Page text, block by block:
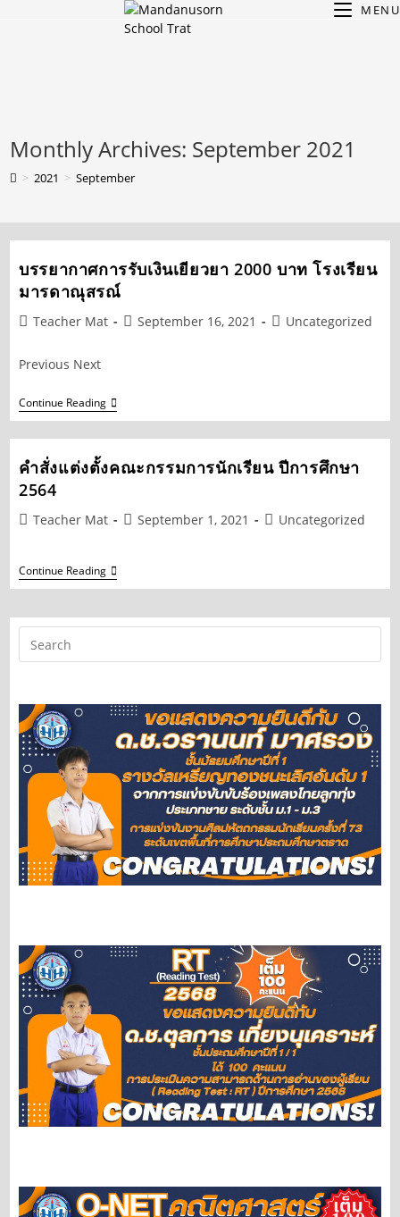
MENU
Monthly Archives: September 2021
> 2021 > September
บรรยากาศการรับเงินเยียวยา 2000 บาท โรงเรียน
มารดาณุสรณ์
PostTeacher Mat
PostSeptember 16, 2021
PostUncategorized
Previous Next
Continue Readingบรรยากาศ
การ
เยียวยา
2000
มา
คำสั่งแต่งตั้งคณะกรรมการนักเรียน ปีการศึกษา
2564
PostTeacher Mat
PostSeptember 1, 2021
PostUncategorized
Continue Readingคำ
สั่ง
ตั้ง
คณะ
2564